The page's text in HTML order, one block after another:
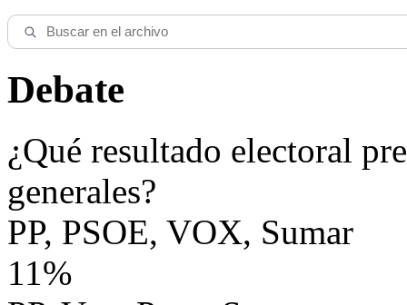
Debate
¿Qué resultado electoral
generales?
PP, PSOE, VOX, Sumar
11%